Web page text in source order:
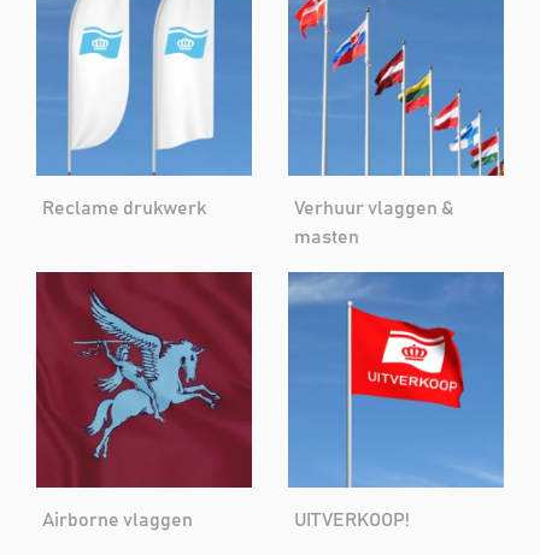
Reclame drukwerk
Verhuur vlaggen &
masten
Airborne vlaggen UITVERKOOP!